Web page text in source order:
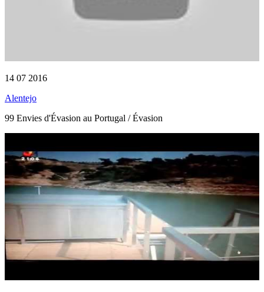
14 07 2016
Alentejo
99 Envies d'Évasion au Portugal / Évasion